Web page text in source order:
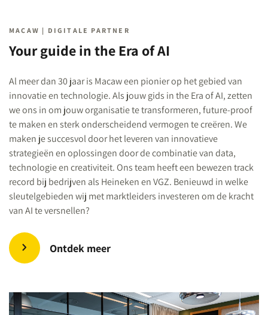
MACAW | DIGITALE PARTNER
Your guide in the Era of AI
Al meer dan 30 jaar is Macaw een pionier op het gebied van
innovatie en technologie. Als jouw gids in the Era of AI, zetten
we ons in om jouw organisatie te transformeren, future-proof
te maken en sterk onderscheidend vermogen te creëren. We
maken je succesvol door het leveren van innovatieve
strategieën en oplossingen door de combinatie van data,
technologie en creativiteit. Ons team heeft een bewezen track
record bij bedrijven als Heineken en VGZ. Benieuwd in welke
sleutelgebieden wij met marktleiders investeren om de kracht
van AI te versnellen?
Ontdek meer